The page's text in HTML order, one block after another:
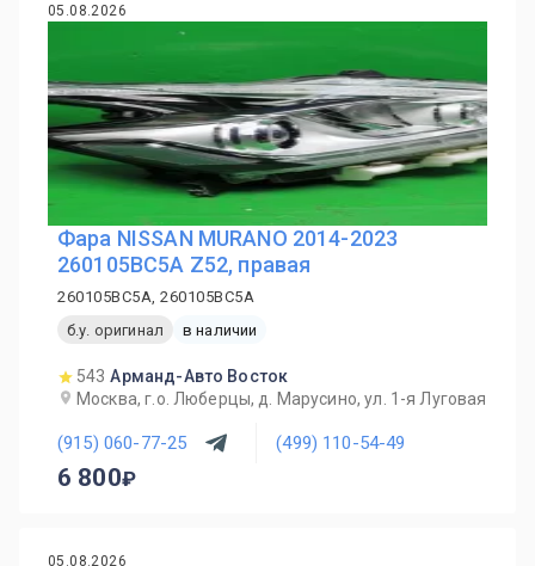
05.08.2026
Фара NISSAN MURANO 2014-2023
260105BC5A Z52, правая
260105BC5A, 260105BC5A
б.у. оригинал
в наличии
543 Арманд-Авто Восток
Москва, г.о. Люберцы, д. Марусино, ул. 1-я Луговая
(915) 060-77-25 (499) 110-54-49
6 800
05.08.2026